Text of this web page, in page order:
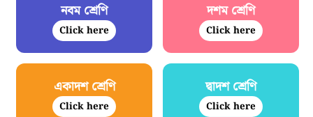
নবম শ্রেণি
Click here
দশম শ্রেণি
Click here
একাদশ শ্রেণি
Click here
দ্বাদশ শ্রেণি
Click here